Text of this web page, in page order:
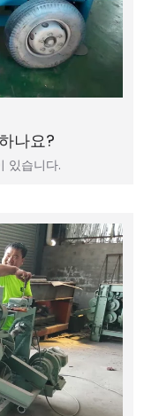
나요?
있습니다.